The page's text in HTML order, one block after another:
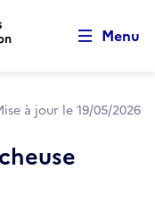
principal
Menu
à jour le 19/05/2026